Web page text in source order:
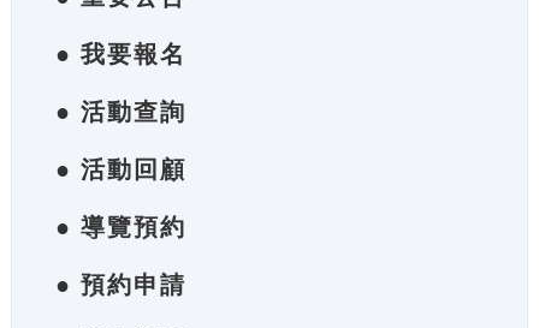
● 我要報名
● 活動查詢
● 活動回顧
● 導覽預約
● 預約申請